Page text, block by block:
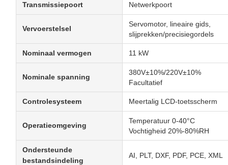
Transmissiepoort Netwerkpoort
Vervoerstelsel
Servomotor, lineaire gids,
slijprekken/precisiegordels
Nominaal vermogen 11 kW
Nominale spanning
380V±10%/220V±10%
Facultatief
Controlesysteem Meertalig LCD-toetsscherm
Operatieomgeving
Temperatuur 0-40°C
Vochtigheid 20%-80%RH
Ondersteunde
bestandsindeling
AI, PLT, DXF, PDF, PCE, XML